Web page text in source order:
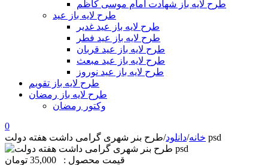
طرح لایه باز شهادت امام موسی کاظم
طرح لایه باز عید
طرح لایه باز عید غدیر
طرح لایه باز عید فطر
طرح لایه باز عید قربان
طرح لایه باز عید مبعث
طرح لایه باز عید نوروز
طرح لایه باز تقویم
طرح لایه باز رمضان
وکتور رمضان
0
خانه/دانلود/ طرح بنر شهری گرامی داشت هفته دولت psd
قیمت محصول : 35,000 تومان